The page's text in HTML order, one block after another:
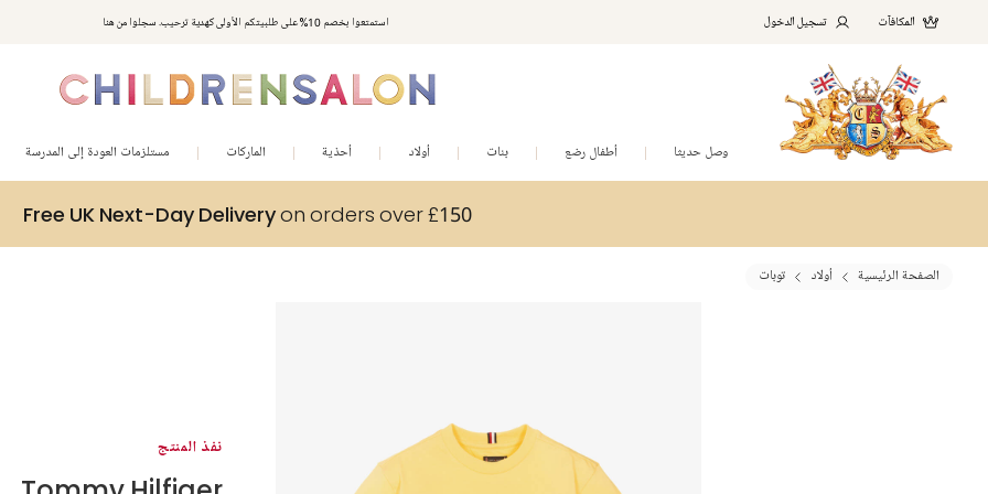
استمتعوا بخصم 10% على طلبيتكم الأولى كهدية ترحيب. سجلوا من هنا المكافآت تسجيل الدخول
وصل حديثا أطفال رضع بنات أولاد أحذية الماركات مستلزمات العودة إلى المدرسة
Free UK Next-Day Deliveryon orders over £150
الصفحة الرئيسية أولاد توبات
نفذ المنتج